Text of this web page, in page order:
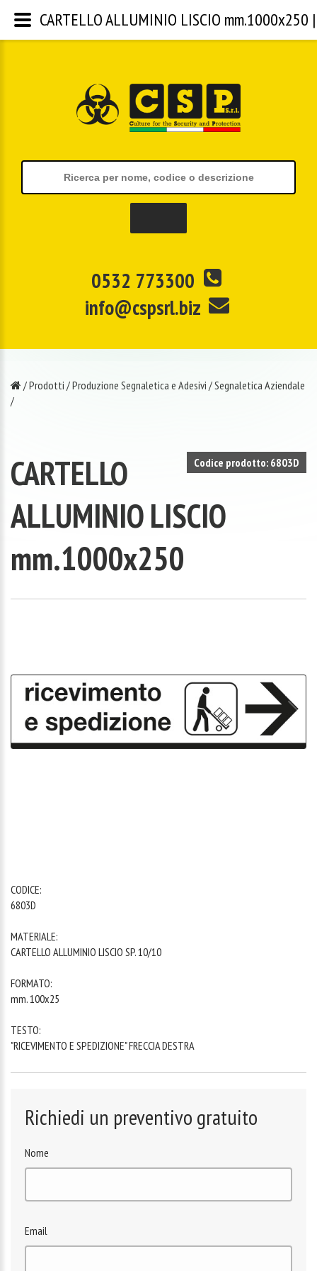
0532 773300
info@cspsrl.biz
/Prodotti /Produzione Segnaletica e Adesivi /Segnaletica Aziendale
/
Codice prodotto: 6803D
CARTELLO
ALLUMINIO LISCIO
mm.1000x250
CODICE:
6803D
MATERIALE:
CARTELLO ALLUMINIO LISCIO SP. 10/10
FORMATO:
mm. 100x25
TESTO:
"RICEVIMENTO E SPEDIZIONE" FRECCIA DESTRA
Richiedi un preventivo gratuito
Nome
Email
CARTELLO ALLUMINIO LISCIO mm.1000x250 |